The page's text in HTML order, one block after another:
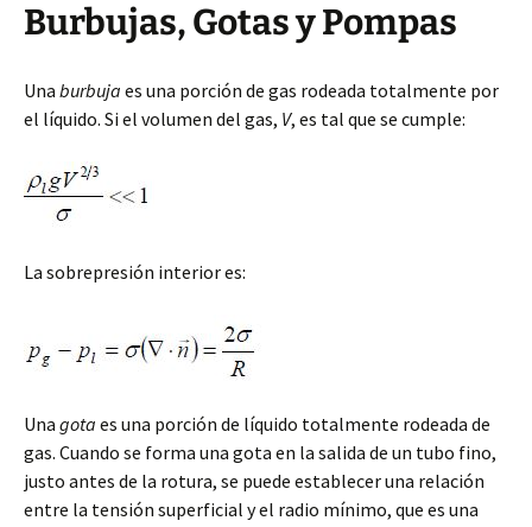
Burbujas, Gotas y Pompas
Una burbuja es una porción de gas rodeada totalmente por
el líquido. Si el volumen del gas, V, es tal que se cumple:
La sobrepresión interior es:
Una gota es una porción de líquido totalmente rodeada de
gas. Cuando se forma una gota en la salida de un tubo fino,
justo antes de la rotura, se puede establecer una relación
entre la tensión superficial y el radio mínimo, que es una